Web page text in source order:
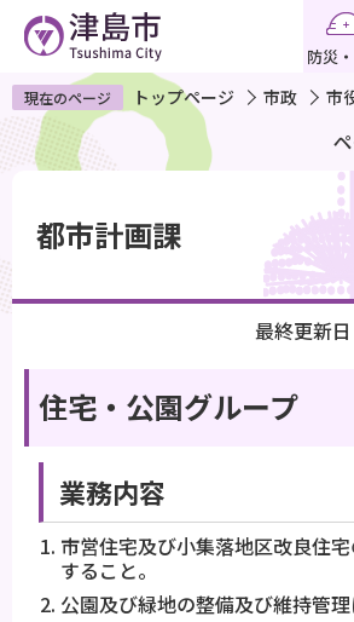
ペ
ー
ジ
で
す
防災
現在のページ トップページ 市政 市
都市計画課
最終更新
住宅・公園グループ
業務内容
市営住宅及び小集落地区改良住
すること。
公園及び緑地の整備及び維持管理